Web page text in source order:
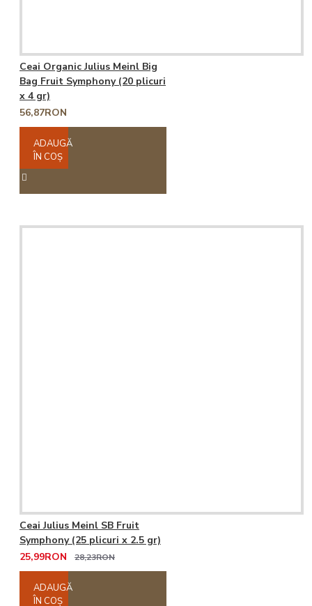
Ceai Organic Julius Meinl Big
Bag Fruit Symphony (20 plicuri
x 4 gr)
56,87RON
ADAUGĂ
ÎN COŞ
Ceai Julius Meinl SB Fruit
Symphony (25 plicuri x 2.5 gr)
25,99RON
28,23RON
ADAUGĂ
ÎN COŞ